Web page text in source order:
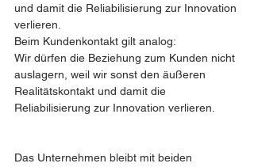
und damit die Reliabilisierung zur Innovation
verlieren.
Beim Kundenkontakt gilt analog:
Wir dürfen die Beziehung zum Kunden nicht
auslagern, weil wir sonst den äußeren
Realitätskontakt und damit die
Reliabilisierung zur Innovation verlieren.
Das Unternehmen bleibt mit beiden